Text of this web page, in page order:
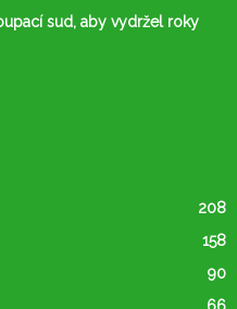
sud, aby vydržel roky
208
158
90
66